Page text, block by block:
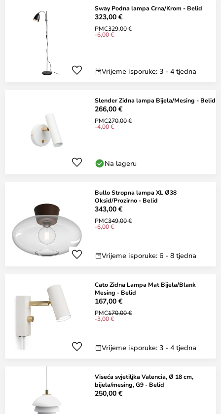
Sway Podna lampa Crna/Krom - Belid
323,00 €
PMC329,00 €
-6,00 €
Vrijeme isporuke: 3 - 4 tjedna
Slender Zidna lampa Bijela/Mesing - Belid
266,00 €
PMC270,00 €
-4,00 €
Na lageru
Bullo Stropna lampa XL Ø38
Oksid/Prozirno - Belid
343,00 €
PMC349,00 €
-6,00 €
Vrijeme isporuke: 6 - 8 tjedna
Cato Zidna Lampa Mat Bijela/Blank
Mesing - Belid
167,00 €
PMC170,00 €
-3,00 €
Vrijeme isporuke: 3 - 4 tjedna
Viseća svjetiljka Valencia, Ø 18 cm,
bijela/mesing, G9 - Belid
250,00 €